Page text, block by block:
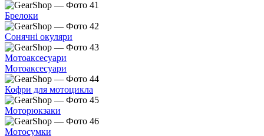
Брелоки
Сонячні окуляри
Мотоаксесуари
Мотоаксесуари
Кофри для мотоцикла
Моторюкзаки
Мотосумки